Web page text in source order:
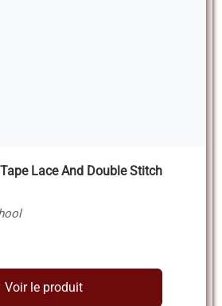
Lace And Double Stitch
Voir le produit